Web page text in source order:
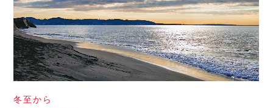
冬至から